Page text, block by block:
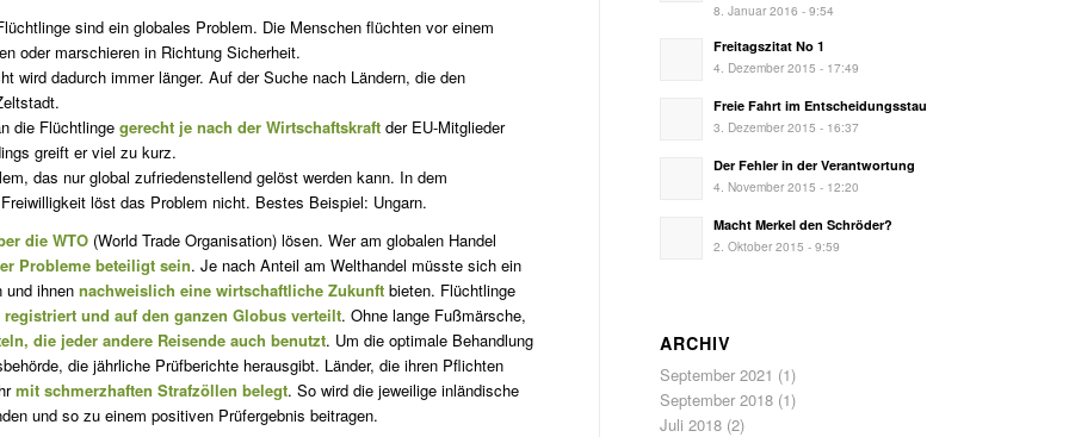
sind ein globales Problem. Die Menschen flüchten vor einem
oder marschieren in Richtung Sicherheit.
wird dadurch immer länger. Auf der Suche nach Ländern, die den
die Flüchtlinge gerecht je nach der Wirtschaftskraft der EU-Mitglieder
greift er viel zu kurz.
das nur global zufriedenstellend gelöst werden kann. In dem
löst das Problem nicht. Bestes Beispiel: Ungarn.
die WTO (World Trade Organisation) lösen. Wer am globalen Handel
Probleme beteiligt sein. Je nach Anteil am Welthandel müsste sich ein
und ihnen nachweislich eine wirtschaftliche Zukunft bieten. Flüchtlinge
registriert und auf den ganzen Globus verteilt. Ohne lange Fußmärsche,
die jeder andere Reisende auch benutzt. Um die optimale Behandlung
die jährliche Prüfberichte herausgibt. Länder, die ihren Pflichten
mit schmerzhaften Strafzöllen belegt. So wird die jeweilige inländische
und so zu einem positiven Prüfergebnis beitragen.
8. Januar 2016 - 9:54
Freitagszitat No 1
4. Dezember 2015 - 17:49
Freie Fahrt im Entscheidungsstau
3. Dezember 2015 - 16:37
Der Fehler in der Verantwortung
4. November 2015 - 12:20
Macht Merkel den Schröder?
2. Oktober 2015 - 9:59
ARCHIV
September 2021 (1)
September 2018 (1)
Juli 2018 (2)